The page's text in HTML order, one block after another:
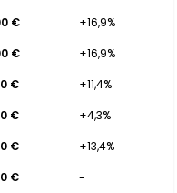
€
+16,9%
€
+16,9%
€
+11,4%
€
+4,3%
€
+13,4%
€ -